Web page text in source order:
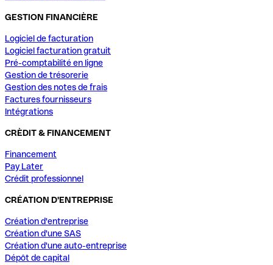
GESTION FINANCIÈRE
Logiciel de facturation
Logiciel facturation gratuit
Pré-comptabilité en ligne
Gestion de trésorerie
Gestion des notes de frais
Factures fournisseurs
Intégrations
CRÈDIT & FINANCEMENT
Financement
Pay Later
Crédit professionnel
CRÉATION D'ENTREPRISE
Création d'entreprise
Création d'une SAS
Création d'une auto-entreprise
Dépôt de capital